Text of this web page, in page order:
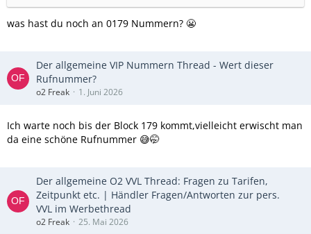
was hast du noch an 0179 Nummern? 😬
Der allgemeine VIP Nummern Thread - Wert dieser
Rufnummer?
o2 Freak 1. Juni 2026
Ich warte noch bis der Block 179 kommt,vielleicht erwischt man
da eine schöne Rufnummer 😅🤭
Der allgemeine O2 VVL Thread: Fragen zu Tarifen,
Zeitpunkt etc. | Händler Fragen/Antworten zur pers.
VVL im Werbethread
o2 Freak 25. Mai 2026